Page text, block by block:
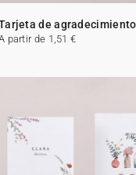
de agradecimiento
partir de 1,51 €